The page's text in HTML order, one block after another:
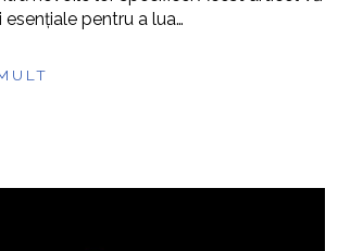
pentru a lua…